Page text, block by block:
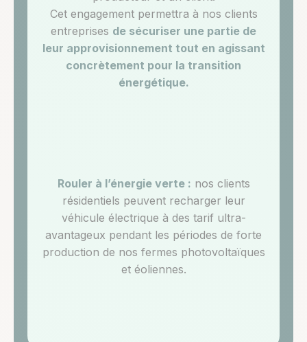
Cet engagement permettra à nos clients
entreprises de sécuriser une partie de
leur approvisionnement tout en agissant
concrètement pour la transition
énergétique.
Rouler à l’énergie verte : nos clients
résidentiels peuvent recharger leur
véhicule électrique à des tarif ultra-
avantageux pendant les périodes de forte
production de nos fermes photovoltaïques
et éoliennes.